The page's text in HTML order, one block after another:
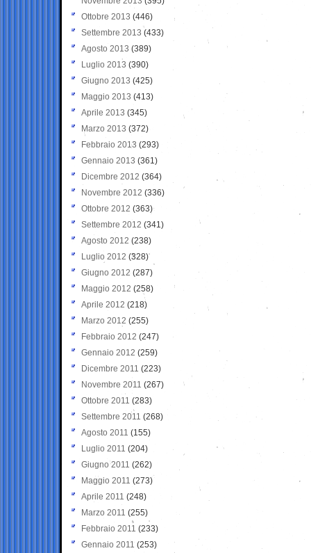
Ottobre 2013 (446)
Settembre 2013 (433)
Agosto 2013 (389)
Luglio 2013 (390)
Giugno 2013 (425)
Maggio 2013 (413)
Aprile 2013 (345)
Marzo 2013 (372)
Febbraio 2013 (293)
Gennaio 2013 (361)
Dicembre 2012 (364)
Novembre 2012 (336)
Ottobre 2012 (363)
Settembre 2012 (341)
Agosto 2012 (238)
Luglio 2012 (328)
Giugno 2012 (287)
Maggio 2012 (258)
Aprile 2012 (218)
Marzo 2012 (255)
Febbraio 2012 (247)
Gennaio 2012 (259)
Dicembre 2011 (223)
Novembre 2011 (267)
Ottobre 2011 (283)
Settembre 2011 (268)
Agosto 2011 (155)
Luglio 2011 (204)
Giugno 2011 (262)
Maggio 2011 (273)
Aprile 2011 (248)
Marzo 2011 (255)
Febbraio 2011 (233)
Gennaio 2011 (253)